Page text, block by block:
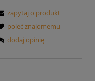
zapytaj o produkt
poleć znajomemu
dodaj opinię